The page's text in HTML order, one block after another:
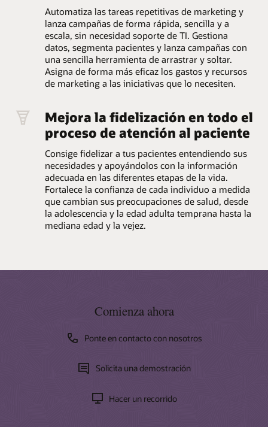
Automatiza las tareas repetitivas de marketing y
lanza campañas de forma rápida, sencilla y a
escala, sin necesidad soporte de TI. Gestiona
datos, segmenta pacientes y lanza campañas con
una sencilla herramienta de arrastrar y soltar.
Asigna de forma más eficaz los gastos y recursos
de marketing a las iniciativas que lo necesiten.
Mejora la fidelización en todo el
proceso de atención al paciente
Consige fidelizar a tus pacientes entendiendo sus
necesidades y apoyándolos con la información
adecuada en las diferentes etapas de la vida.
Fortalece la confianza de cada individuo a medida
que cambian sus preocupaciones de salud, desde
la adolescencia y la edad adulta temprana hasta la
mediana edad y la vejez.
Comienza ahora
Ponte en contacto con nosotros
Solicita una demostración
Hacer un recorrido